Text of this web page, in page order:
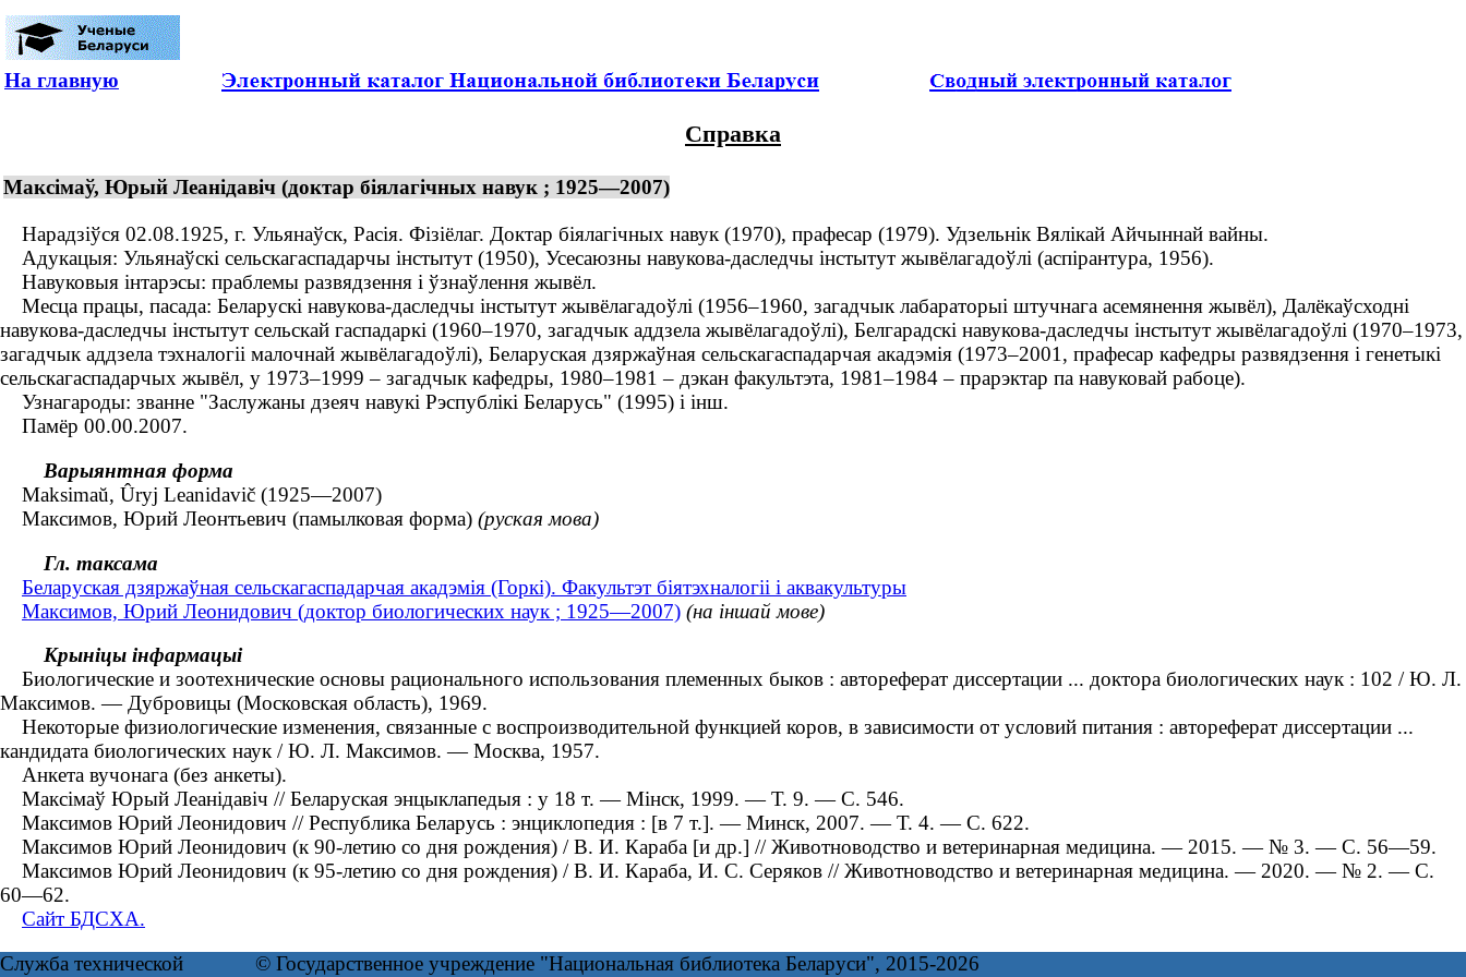
На главную
Справка
Максімаў, Юрый Леанідавіч (доктар біялагічных навук ; 1925—2007)
Нарадзіўся 02.08.1925, г. Ульянаўск, Расія. Фізіёлаг. Доктар біялагічных навук (1970), прафесар (1979). Удзельнік Вялікай Айчыннай вайны.
Адукацыя: Ульянаўскі сельскагаспадарчы інстытут (1950), Усесаюзны навукова-даследчы інстытут жывёлагадоўлі (аспірантура, 1956).
Навуковыя інтарэсы: праблемы развядзення і ўзнаўлення жывёл.
Месца працы, пасада: Беларускі навукова-даследчы інстытут жывёлагадоўлі (1956–1960, загадчык лабараторыі штучнага асемянення жывёл), Далёкаўсходні
навукова-даследчы інстытут сельскай гаспадаркі (1960–1970, загадчык аддзела жывёлагадоўлі), Белгарадскі навукова-даследчы інстытут жывёлагадоўлі (1970–1973,
загадчык аддзела тэхналогіі малочнай жывёлагадоўлі), Беларуская дзяржаўная сельскагаспадарчая акадэмія (1973–2001, прафесар кафедры развядзення і генетыкі
сельскагаспадарчых жывёл, у 1973–1999 – загадчык кафедры, 1980–1981 – дэкан факультэта, 1981–1984 – прарэктар па навуковай рабоце).
Узнагароды: званне "Заслужаны дзеяч навукі Рэспублікі Беларусь" (1995) і інш.
Памёр 00.00.2007.
Варыянтная форма
Maksimaŭ, Ûryj Leanidavič (1925—2007)
Максимов, Юрий Леонтьевич (памылковая форма) (руская мова)
Гл. таксама
Беларуская дзяржаўная сельскагаспадарчая акадэмія (Горкі). Факультэт біятэхналогіі і аквакультуры
Максимов, Юрий Леонидович (доктор биологических наук ; 1925—2007) (на іншай мове)
Крыніцы інфармацыі
Биологические и зоотехнические основы рационального использования племенных быков : автореферат диссертации ... доктора биологических наук : 102 / Ю. Л.
Максимов. ― Дубровицы (Московская область), 1969.
Некоторые физиологические изменения, связанные с воспроизводительной функцией коров, в зависимости от условий питания : автореферат диссертации ...
кандидата биологических наук / Ю. Л. Максимов. ― Москва, 1957.
Анкета вучонага (без анкеты).
Максімаў Юрый Леанідавіч // Беларуская энцыклапедыя : у 18 т. — Мінск, 1999. — Т. 9. — С. 546.
Максимов Юрий Леонидович // Республика Беларусь : энциклопедия : [в 7 т.]. — Минск, 2007. — Т. 4. — С. 622.
Максимов Юрий Леонидович (к 90-летию со дня рождения) / В. И. Караба [и др.] // Животноводство и ветеринарная медицина. — 2015. ― № 3. ― С. 56―59.
Максимов Юрий Леонидович (к 95-летию со дня рождения) / В. И. Караба, И. С. Серяков // Животноводство и ветеринарная медицина. — 2020. ― № 2. ― С.
60―62.
Сайт БДСХА.
Служба технической
© Государственное учреждение "Национальная библиотека Беларуси", 2015-2026